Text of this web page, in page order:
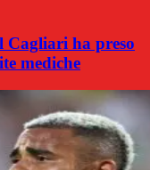
ha preso
mediche